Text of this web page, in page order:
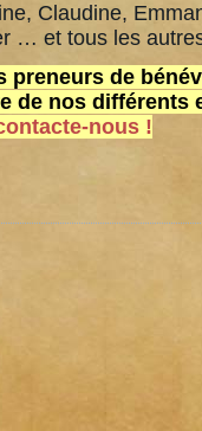
Claudine,
… et tous les
preneurs de
de nos différents
nous !